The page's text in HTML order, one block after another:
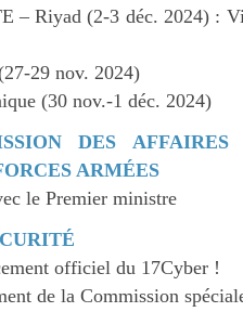
– Riyad (2-3 déc. 2024) :
29 nov. 2024)
(30 nov.-1 déc. 2024)
DES
ARMÉES
le Premier ministre
officiel du 17Cyber !
de la Commission